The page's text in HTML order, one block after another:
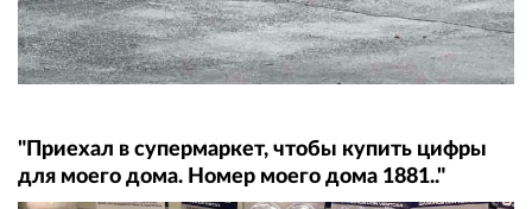
"Приехал в супермаркет, чтобы купить цифры
для моего дома. Номер моего дома 1881.."